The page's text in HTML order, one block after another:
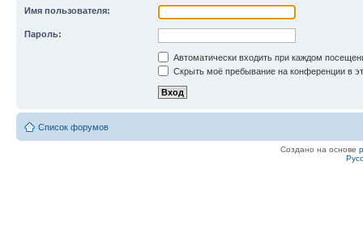
Имя пользователя:
Пароль:
Автоматически входить при каждом
Скрыть моё пребывание на конференции в
Список форумов
Создано на основе